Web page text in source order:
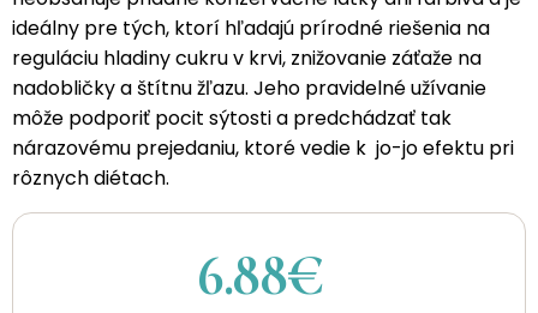
ideálny pre tých, ktorí hľadajú prírodné riešenia na
reguláciu hladiny cukru v krvi, znižovanie záťaže na
nadobličky a štítnu žľazu. Jeho pravidelné užívanie
môže podporiť pocit sýtosti a predchádzať tak
nárazovému prejedaniu, ktoré vedie k jo-jo efektu pri
rôznych diétach.
6.88€